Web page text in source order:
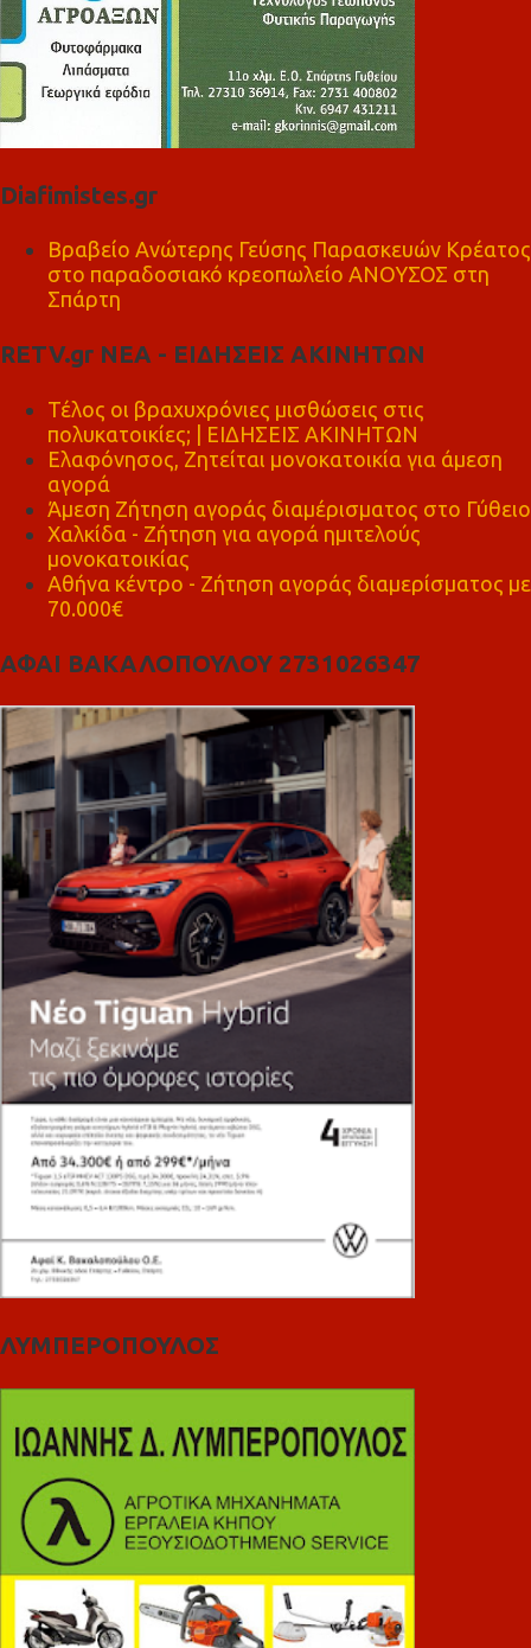
Diafimistes.gr
Βραβείο Ανώτερης Γεύσης Παρασκευών Κρέατος
στο παραδοσιακό κρεοπωλείο ΑΝΟΥΣΟΣ στη
Σπάρτη
RETV.gr ΝΕΑ - ΕΙΔΗΣΕΙΣ ΑΚΙΝΗΤΩΝ
Τέλος οι βραχυχρόνιες μισθώσεις στις
πολυκατοικίες; | ΕΙΔΗΣΕΙΣ ΑΚΙΝΗΤΩΝ
Ελαφόνησος, Ζητείται μονοκατοικία για άμεση
αγορά
Άμεση Ζήτηση αγοράς διαμέρισματος στο Γύθειο
Χαλκίδα - Ζήτηση για αγορά ημιτελούς
μονοκατοικίας
Αθήνα κέντρο - Ζήτηση αγοράς διαμερίσματος με
70.000€
ΑΦΑΙ ΒΑΚΑΛΟΠΟΥΛΟΥ 2731026347
ΛΥΜΠΕΡΟΠΟΥΛΟΣ